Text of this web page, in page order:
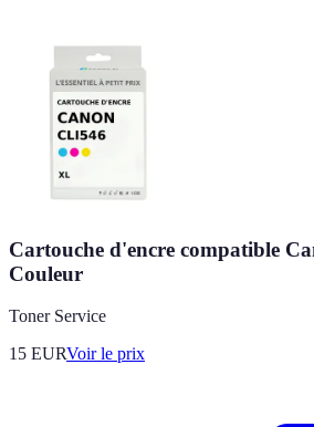
Cartouche d'encre compatible
Couleur
Toner Service
15 EURVoir le prix